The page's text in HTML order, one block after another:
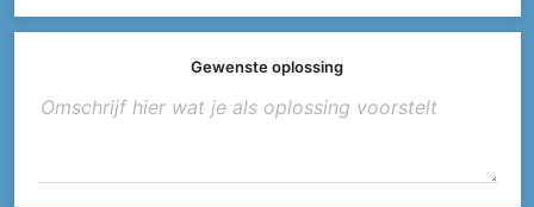
Gewenste oplossing